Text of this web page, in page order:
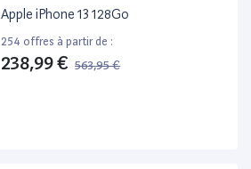
Apple iPhone 13 128Go
254 offres à partir de :
238,99 € 563,95 €